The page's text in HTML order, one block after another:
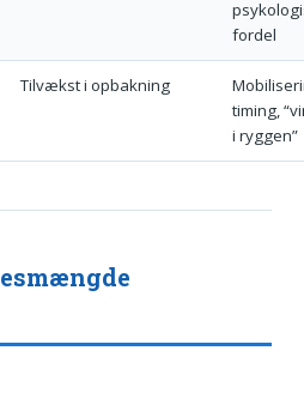
fordel
Tilvækst i opbakning
timing,
i ryggen”